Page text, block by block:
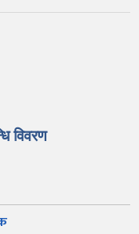
विवरण